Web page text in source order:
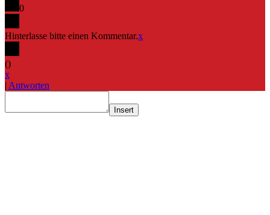
0
Hinterlasse bitte einen Kommentar.x
()
x
| Antworten
Insert